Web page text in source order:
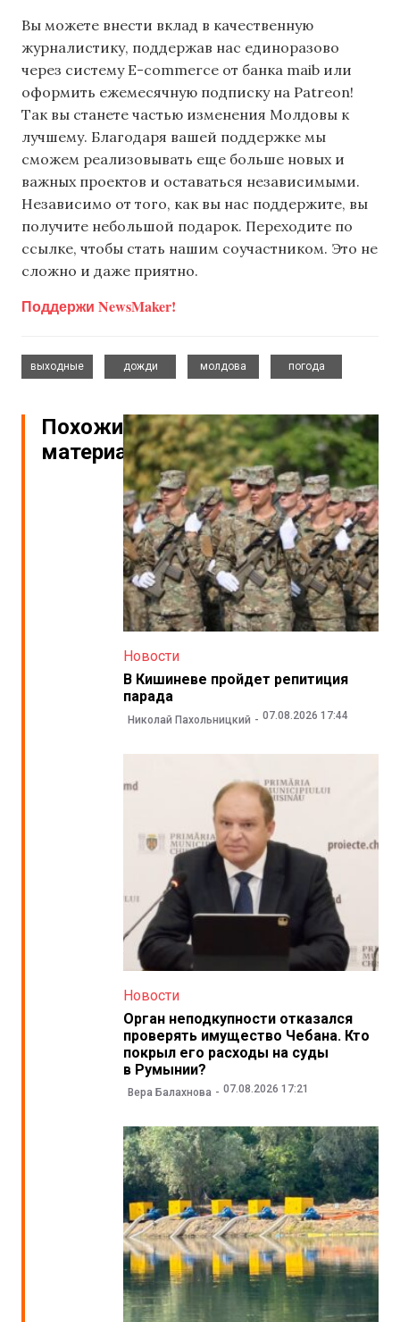
Вы можете внести вклад в качественную
журналистику, поддержав нас единоразово
через систему E-commerce от банка maib или
оформить ежемесячную подписку на Patreon!
Так вы станете частью изменения Молдовы к
лучшему. Благодаря вашей поддержке мы
сможем реализовывать еще больше новых и
важных проектов и оставаться независимыми.
Независимо от того, как вы нас поддержите, вы
получите небольшой подарок. Переходите по
ссылке, чтобы стать нашим соучастником. Это не
сложно и даже приятно.
Поддержи NewsMaker!
выходные
дожди
молдова
погода
Похожие
материалы
Новости
В Кишиневе пройдет репитиция
парада
Николай Пахольницкий 07.08.2026 17:44
Новости
Орган неподкупности отказался
проверять имущество Чебана. Кто
покрыл его расходы на суды
в Румынии?
Вера Балахнова 07.08.2026 17:21